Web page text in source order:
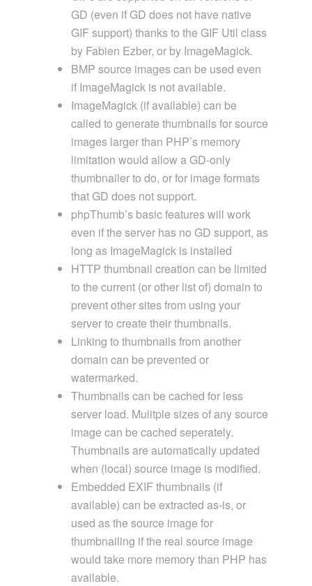
GD (even if GD does not have native
GIF support) thanks to the GIF Util class
by Fabien Ezber, or by ImageMagick.
BMP source images can be used even
if ImageMagick is not available.
ImageMagick (if available) can be
called to generate thumbnails for source
images larger than PHP’s memory
limitation would allow a GD-only
thumbnailer to do, or for image formats
that GD does not support.
phpThumb’s basic features will work
even if the server has no GD support, as
long as ImageMagick is installed
HTTP thumbnail creation can be limited
to the current (or other list of) domain to
prevent other sites from using your
server to create their thumbnails.
Linking to thumbnails from another
domain can be prevented or
watermarked.
Thumbnails can be cached for less
server load. Mulitple sizes of any source
image can be cached seperately.
Thumbnails are automatically updated
when (local) source image is modified.
Embedded EXIF thumbnails (if
available) can be extracted as-is, or
used as the source image for
thumbnailing if the real source image
would take more memory than PHP has
available.